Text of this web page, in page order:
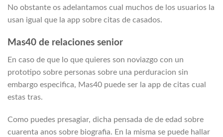
No obstante os adelantamos cual muchos de los usuarios la
usan igual que la app sobre citas de casados.
Mas40 de relaciones senior
En caso de que lo que quieres son noviazgo con un
prototipo sobre personas sobre una perduracion sin
embargo especifica, Mas40 puede ser la app de citas cual
estas tras.
Como puedes presagiar, dicha pensada de de edad sobre
cuarenta anos sobre biografia. En la misma se puede hallar